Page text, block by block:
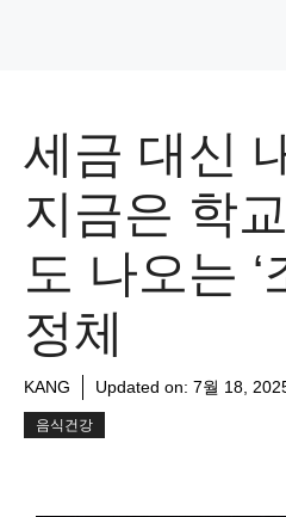
세금 대신
지금은 학
도 나오는 ‘
정체
KANG Updated on: 7월 18,
음식건강